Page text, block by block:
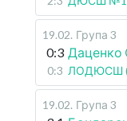
19.02. Група 3
0:3 Даценко
0:3 ЛОДЮСШ
19.02. Група 3